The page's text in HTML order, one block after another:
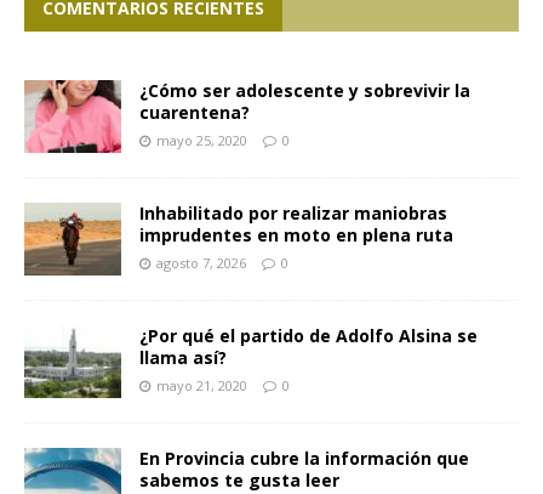
COMENTARIOS RECIENTES
¿Cómo ser adolescente y sobrevivir la
cuarentena?
mayo 25, 2020 0
Inhabilitado por realizar maniobras
imprudentes en moto en plena ruta
agosto 7, 2026 0
¿Por qué el partido de Adolfo Alsina se
llama así?
mayo 21, 2020 0
En Provincia cubre la información que
sabemos te gusta leer